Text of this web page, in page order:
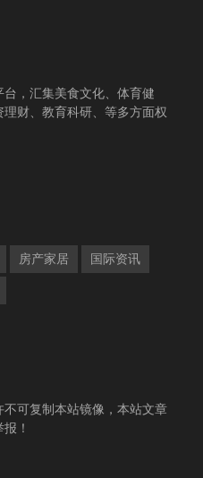
，汇集美食文化、体育健
财、教育科研、等多方面权
房产家居 国际资讯
可复制本站镜像，本站文章
！